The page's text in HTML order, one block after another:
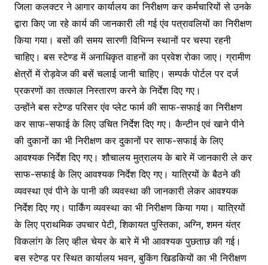
जिला कलक्टर ने आगार कार्यालय का निरीक्षण कर कर्मचारियों से उनके
द्वारा किए जा रहे कार्य की जानकारी ली गई एंव पत्रावलियों का निरीक्षण
किया गया। बसों की समय सारणी विभिन्न स्थानों पर चस्पा रहनी
चाहिए। बस स्टेण्ड में अनाधिकृत वाहनों का प्रवेश रोका जाए। ग्रामीण
क्षेत्रों में रोड़वेज की बसें चलाई जानी चाहिए। सम्पर्क पोर्टल पर दर्ज
प्रकरणों का तत्काल निस्तारण करने के निर्देश दिए गए।
उन्होंने बस स्टेण्ड परिसर एंव प्लेट फार्म की साफ-सफाई का निरीक्षण
कर साफ-सफाई के लिए उचित निर्देश दिए गए। कैन्टीन एवं खाने पीने
की दुकानों का भी निरीक्षण कर दुकानों पर साफ-सफाई के लिए
आवश्यक निर्देश दिए गए। शौचालय मुत्रालय के बारे में जानकारी ले कर
साफ-सफाई के लिए आवश्यक निर्देश दिए गए। यात्रियों के बैठने की
व्यवस्था एवं पीने के पानी की व्यवस्था की जानकारी लेकर आवश्यक
निर्देश दिए गए। पार्किंग व्यवस्था का भी निरीक्षण किया गया। यात्रियों
के लिए प्राथमिक उपचार पेटी, शिकायत पुस्तिका, अग्नि, शमन यंत्र
विकलांग के लिए व्हील चेयर के बारे में भी आवश्यक पुछताछ की गई।
बस स्टेण्ड पर स्थित कार्यालय भवन, बुकिंग खिडकियों का भी निरीक्षण